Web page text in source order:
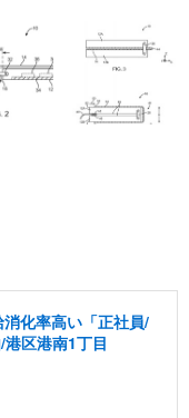
消化率高い「正社員/
区港南1丁目